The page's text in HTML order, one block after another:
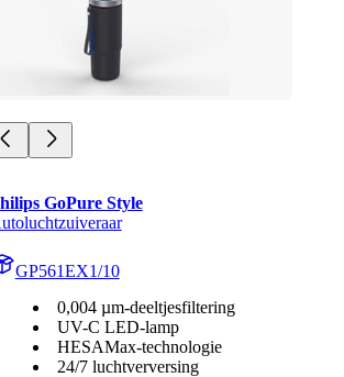
GoPure Style
GP561EX1/10
0,004 µm-deeltjesfiltering
UV-C LED-lamp
HESAMax-technologie
24/7 luchtverversing